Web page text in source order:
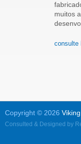
muitos
consulte
Copyright © 2026
Consulted & Designed by